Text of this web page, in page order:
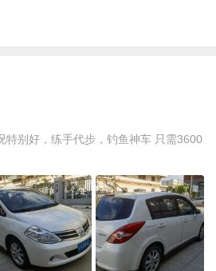
特别好，练手代步，钓鱼神车 只需3600